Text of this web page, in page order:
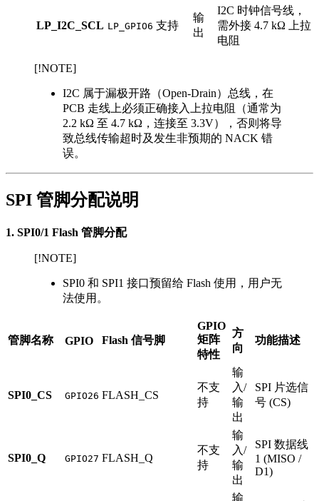
LP_I2C_SCL LP_GPIO6 支持
输
出
I2C 时钟信号线，
需外接 4.7 kΩ 上拉
电阻
[!NOTE]
I2C 属于漏极开路（Open-Drain）总线，在
PCB 走线上必须正确接入上拉电阻（通常为
2.2 kΩ 至 4.7 kΩ，连接至 3.3V），否则将导
致总线传输超时及发生非预期的 NACK 错
误。
SPI 管脚分配说明
1. SPI0/1 Flash 管脚分配
[!NOTE]
SPI0 和 SPI1 接口预留给 Flash 使用，用户无
法使用。
管脚名称 GPIO Flash 信号脚
GPIO
矩阵
特性
方
向
功能描述
SPI0_CS GPIO26 FLASH_CS
不支
持
输
入/
输
出
SPI 片选信
号 (CS)
SPI0_Q GPIO27 FLASH_Q
不支
持
输
入/
输
出
SPI 数据线
1 (MISO /
D1)
输